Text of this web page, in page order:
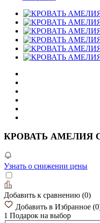
КРОВАТЬ АМЕЛИЯ
Узнать о снижении цены
Добавить к сравнению (0)
Добавить в Избранное (0
1 Подарок на выбор